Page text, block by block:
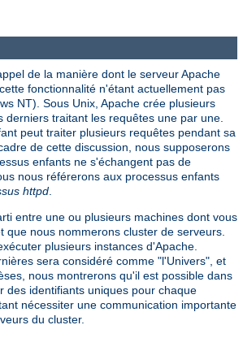
de la manière dont le serveur Apache
fonctionnalité n'étant actuellement pas
NT). Sous Unix, Apache crée plusieurs
derniers traitant les requêtes une par une.
peut traiter plusieurs requêtes pendant sa
de cette discussion, nous supposerons
enfants ne s'échangent pas de
nous référerons aux processus enfants
httpd.
entre une ou plusieurs machines dont vous
que nous nommerons cluster de serveurs.
plusieurs instances d'Apache.
sera considéré comme "l'Univers", et
nous montrerons qu'il est possible dans
des identifiants uniques pour chaque
nécessiter une communication importante
du cluster.